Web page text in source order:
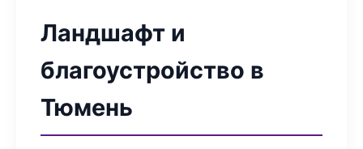
Ландшафт и
благоустройство в
Тюмень